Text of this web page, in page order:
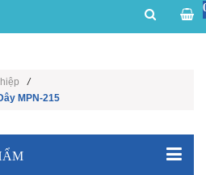
/
MPN-215